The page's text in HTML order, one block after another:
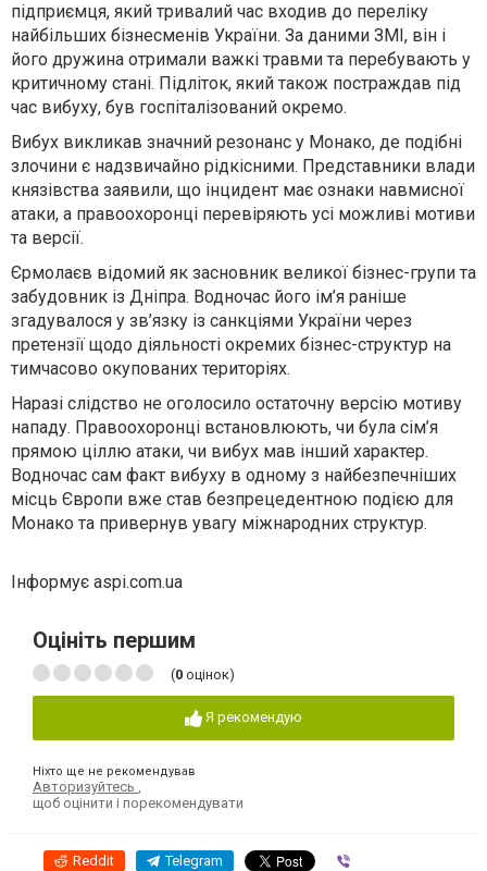
підприємця, який тривалий час входив до переліку
найбільших бізнесменів України. За даними ЗМІ, він і
його дружина отримали важкі травми та перебувають у
критичному стані. Підліток, який також постраждав під
час вибуху, був госпіталізований окремо.
Вибух викликав значний резонанс у Монако, де подібні
злочини є надзвичайно рідкісними. Представники влади
князівства заявили, що інцидент має ознаки навмисної
атаки, а правоохоронці перевіряють усі можливі мотиви
та версії.
Єрмолаєв відомий як засновник великої бізнес-групи та
забудовник із Дніпра. Водночас його ім’я раніше
згадувалося у зв’язку із санкціями України через
претензії щодо діяльності окремих бізнес-структур на
тимчасово окупованих територіях.
Наразі слідство не оголосило остаточну версію мотиву
нападу. Правоохоронці встановлюють, чи була сім’я
прямою ціллю атаки, чи вибух мав інший характер.
Водночас сам факт вибуху в одному з найбезпечніших
місць Європи вже став безпрецедентною подією для
Монако та привернув увагу міжнародних структур.
Інформує aspi.com.ua
Оцініть першим
(0 оцінок)
Я рекомендую
Ніхто ще не рекомендував
Авторизуйтесь ,
щоб оцінити і порекомендувати
Reddit Telegram